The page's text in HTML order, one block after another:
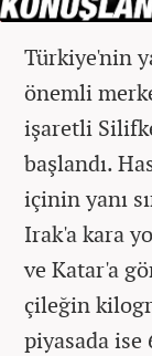
Türkiye'nin
önemli
işaretli
başlandı.
içinin yanı
Irak'a kara
ve Katar'a
çileğin
piyasada ise